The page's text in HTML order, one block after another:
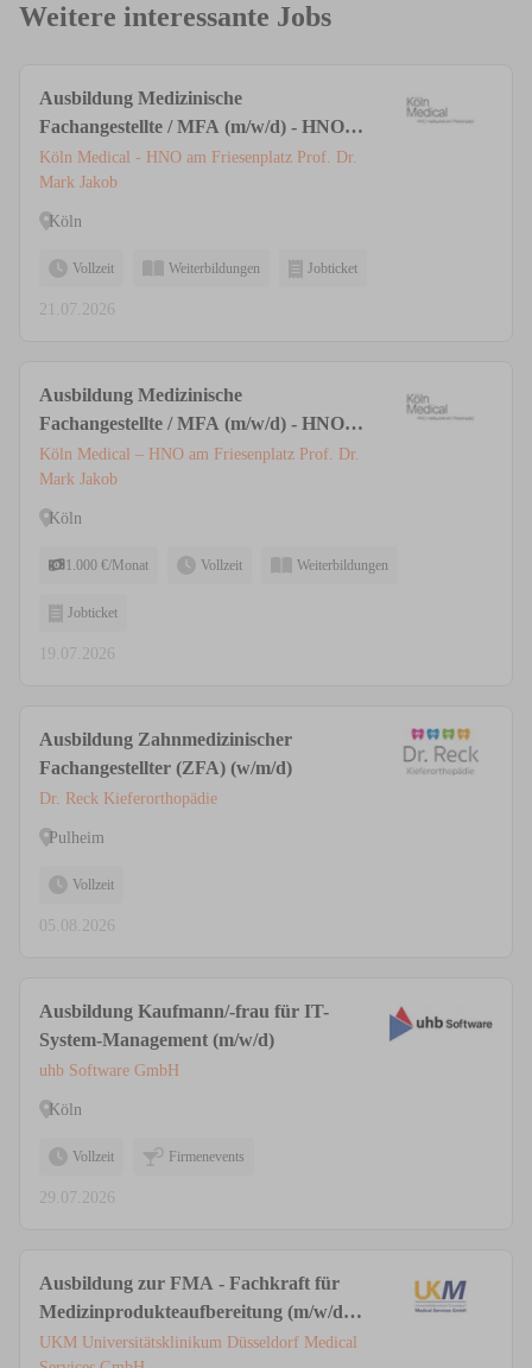
Weitere interessante Jobs
Ausbildung Medizinische
Fachangestellte / MFA (m/w/d) - HNO &
Ästhetische Medizin | Privatpraxis Köln
Köln Medical - HNO am Friesenplatz Prof. Dr.
Mark Jakob
Köln
Vollzeit Weiterbildungen Jobticket
21.07.2026
Ausbildung Medizinische
Fachangestellte / MFA (m/w/d) - HNO &
Ästhetische Medizin | Privatpraxis Köln
Köln Medical – HNO am Friesenplatz Prof. Dr.
Mark Jakob
Köln
1.000 €/Monat Vollzeit Weiterbildungen
Jobticket
19.07.2026
Ausbildung Zahnmedizinischer
Fachangestellter (ZFA) (w/m/d)
Dr. Reck Kieferorthopädie
Pulheim
Vollzeit
05.08.2026
Ausbildung Kaufmann/-frau für IT-
System-Management (m/w/d)
uhb Software GmbH
Köln
Vollzeit Firmenevents
29.07.2026
Ausbildung zur FMA - Fachkraft für
Medizinprodukteaufbereitung (m/w/d)
in der AEMP / ZSVA
UKM Universitätsklinikum Düsseldorf Medical